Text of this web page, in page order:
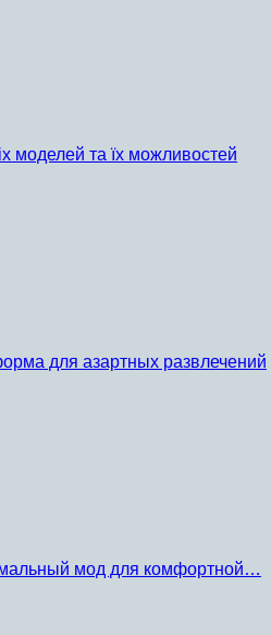
моделей та їх можливостей
для азартных развлечений
мод для комфортной…